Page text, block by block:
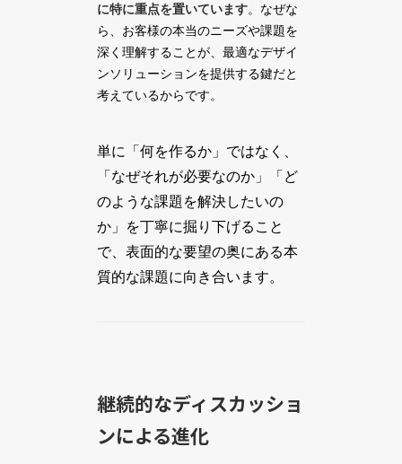
に特に重点を置いています。なぜな
ら、お客様の本当のニーズや課題を
深く理解することが、最適なデザイ
ンソリューションを提供する鍵だと
考えているからです。
単に「何を作るか」ではなく、
「なぜそれが必要なのか」「ど
のような課題を解決したいの
か」を丁寧に掘り下げること
で、表面的な要望の奥にある本
質的な課題に向き合います。
継続的なディスカッショ
ンによる進化